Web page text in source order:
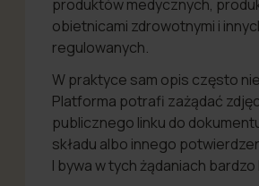
produktów medycznych,
obietnicami zdrowotnymi i
regulowanych.
W praktyce sam opis często
Platforma potrafi zażądać
publicznego linku do
składu albo innego
I bywa w tych żądaniach